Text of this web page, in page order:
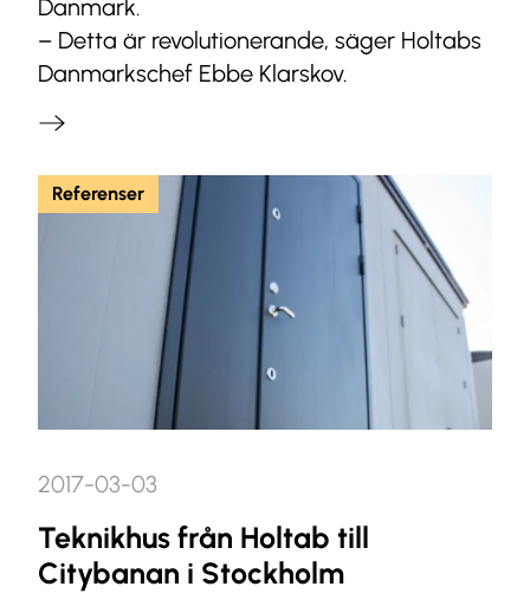
Danmark.
– Detta är revolutionerande, säger Holtabs
Danmarkschef Ebbe Klarskov.
Referenser
2017-03-03
Teknikhus från Holtab till
Citybanan i Stockholm